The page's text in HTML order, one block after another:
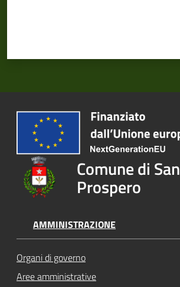
Comune di San
Prospero
AMMINISTRAZIONE
Organi di governo
Aree amministrative